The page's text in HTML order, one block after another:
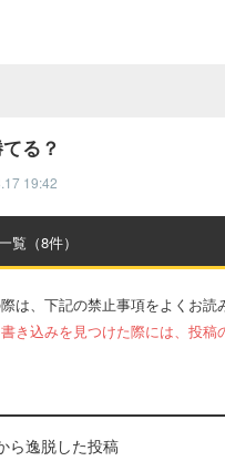
る？
19:42
覧（8件）
は、下記の禁止事項をよくお読
き込みを見つけた際には、投稿
ら逸脱した投稿